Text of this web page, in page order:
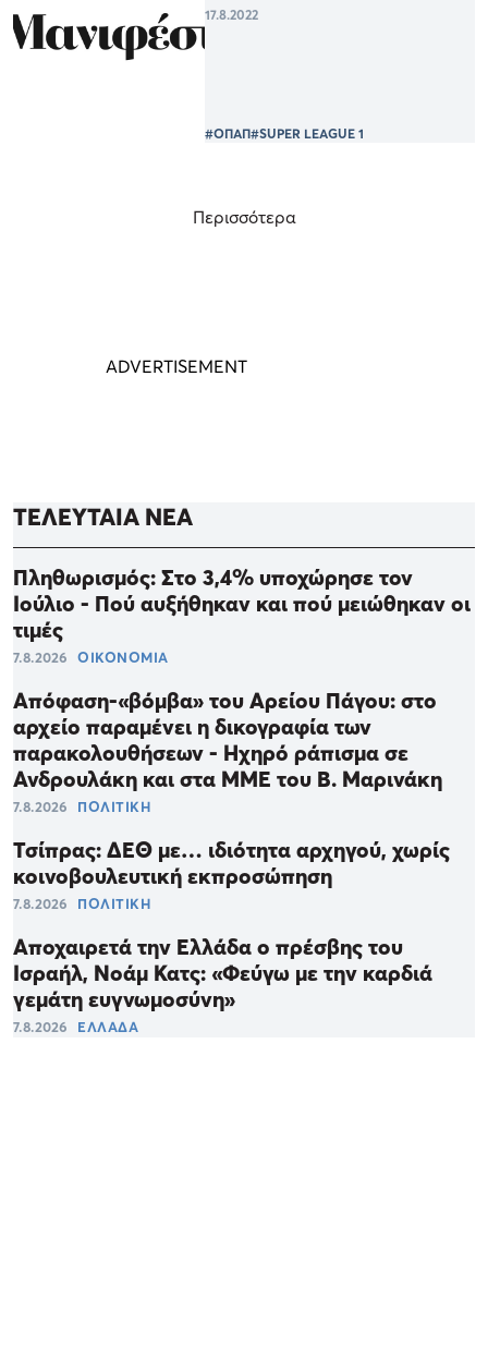
17.8.2022
#ΟΠΑΠ#SUPER LEAGUE 1
Περισσότερα
ΤΕΛΕΥΤΑΙΑ ΝΕΑ
Πληθωρισμός: Στο 3,4% υποχώρησε τον
Ιούλιο - Πού αυξήθηκαν και πού μειώθηκαν οι
τιμές
7.8.2026 ΟΙΚΟΝΟΜΙΑ
Απόφαση-«βόμβα» του Αρείου Πάγου: στο
αρχείο παραμένει η δικογραφία των
παρακολουθήσεων - Ηχηρό ράπισμα σε
Ανδρουλάκη και στα ΜΜΕ του Β. Μαρινάκη
7.8.2026 ΠΟΛΙΤΙΚΗ
Τσίπρας: ΔΕΘ με… ιδιότητα αρχηγού, χωρίς
κοινοβουλευτική εκπροσώπηση
7.8.2026 ΠΟΛΙΤΙΚΗ
Αποχαιρετά την Ελλάδα ο πρέσβης του
Ισραήλ, Νοάμ Κατς: «Φεύγω με την καρδιά
γεμάτη ευγνωμοσύνη»
7.8.2026 ΕΛΛΑΔΑ